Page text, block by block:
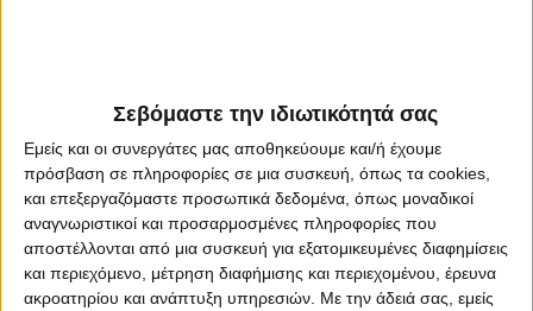
Σεβόμαστε την ιδιωτικότητά σας
Εμείς και οι συνεργάτες μας αποθηκεύουμε και/ή έχουμε
πρόσβαση σε πληροφορίες σε μια συσκευή, όπως τα cookies,
και επεξεργαζόμαστε προσωπικά δεδομένα, όπως μοναδικοί
αναγνωριστικοί και προσαρμοσμένες πληροφορίες που
αποστέλλονται από μια συσκευή για εξατομικευμένες διαφημίσεις
και περιεχόμενο, μέτρηση διαφήμισης και περιεχομένου, έρευνα
ακροατηρίου και ανάπτυξη υπηρεσιών. Με την άδειά σας, εμείς
About Offradio Business Class Terms & Conditions
Privacy Policy
Designed & developed byporcupine colors&Fotis Alexandrou